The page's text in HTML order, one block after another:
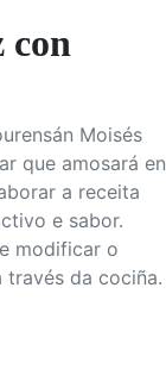
con
Moisés
que amosará en
a receita
e sabor.
modificar o
través da cociña.